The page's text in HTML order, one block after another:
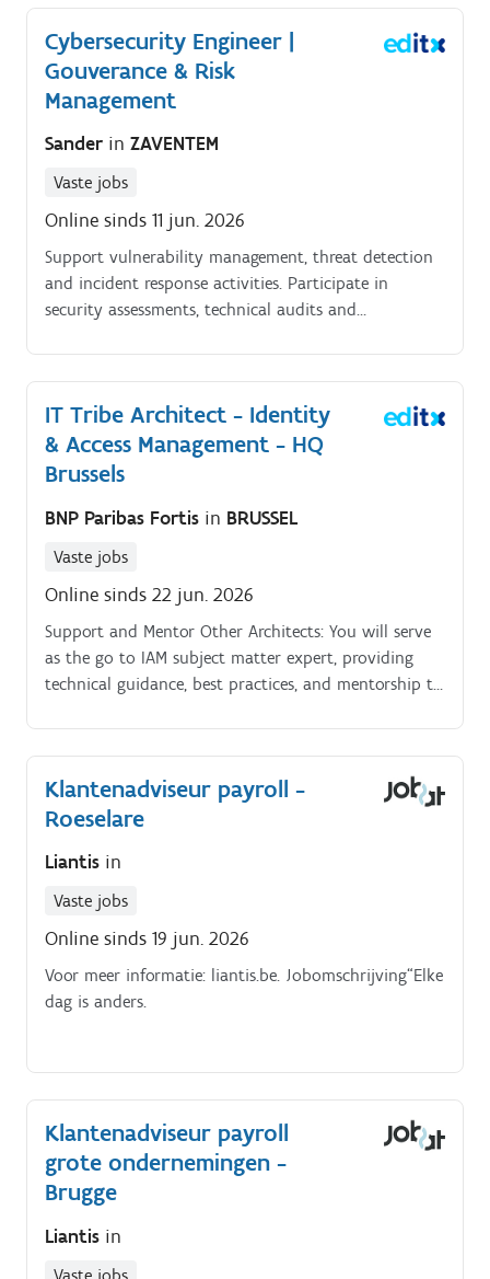
attestations) and synthesize risks for senior
management via dashboards.
Cybersecurity Engineer |
Gouverance & Risk
Management
Sander in ZAVENTEM
Vaste jobs
Online sinds 11 jun. 2026
Support vulnerability management, threat detection
and incident response activities. Participate in
security assessments, technical audits and
IT Tribe Architect - Identity
& Access Management - HQ
Brussels
BNP Paribas Fortis in BRUSSEL
Vaste jobs
Online sinds 22 jun. 2026
Support and Mentor Other Architects: You will serve
as the go to IAM subject matter expert, providing
technical guidance, best practices, and mentorship to
stakeholders. You will help clarify complex IAM
concepts (e.g., federation, attribute based access
control, identity lifecycle management) and ensure
solutions are secure, scalable, and user friendly.
Klantenadviseur payroll -
Roeselare
Liantis in
Vaste jobs
Online sinds 19 jun. 2026
Voor meer informatie: liantis.be. Jobomschrijving“Elke
dag is anders.
Klantenadviseur payroll
grote ondernemingen -
Brugge
Liantis in
Vaste jobs